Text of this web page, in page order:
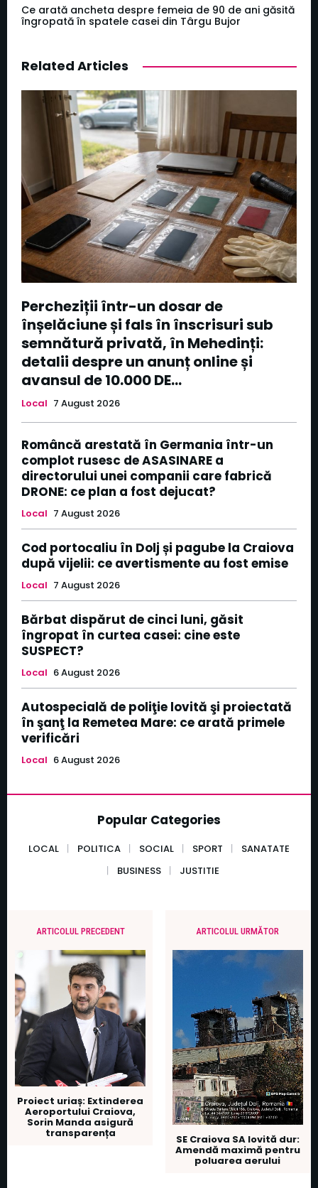
Ce arată ancheta despre femeia de 90 de ani găsită
îngropată în spatele casei din Târgu Bujor
Related Articles
Percheziții într-un dosar de
înșelăciune și fals în înscrisuri sub
semnătură privată, în Mehedinți:
detalii despre un anunț online și
avansul de 10.000 DE...
Local 7 August 2026
Româncă arestată în Germania într-un
complot rusesc de ASASINARE a
directorului unei companii care fabrică
DRONE: ce plan a fost dejucat?
Local 7 August 2026
Cod portocaliu în Dolj și pagube la Craiova
după vijelii: ce avertismente au fost emise
Local 7 August 2026
Bărbat dispărut de cinci luni, găsit
îngropat în curtea casei: cine este
SUSPECT?
Local 6 August 2026
Autospecială de poliţie lovită şi proiectată
în şanţ la Remetea Mare: ce arată primele
verificări
Local 6 August 2026
Popular Categories
LOCAL POLITICA SOCIAL SPORT
SANATATE
BUSINESS
JUSTITIE
ARTICOLUL PRECEDENT
Proiect uriaș: Extinderea
Aeroportului Craiova,
Sorin Manda asigură
transparența
ARTICOLUL URMĂTOR
SE Craiova SA lovită dur:
Amendă maximă pentru
poluarea aerului